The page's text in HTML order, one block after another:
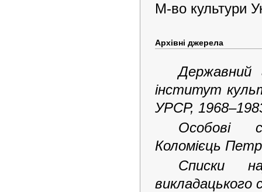
М-во культури
Архівні джерела
Державний
інститут
УРСР,
Особові
Коломієць
Списки
викладацького